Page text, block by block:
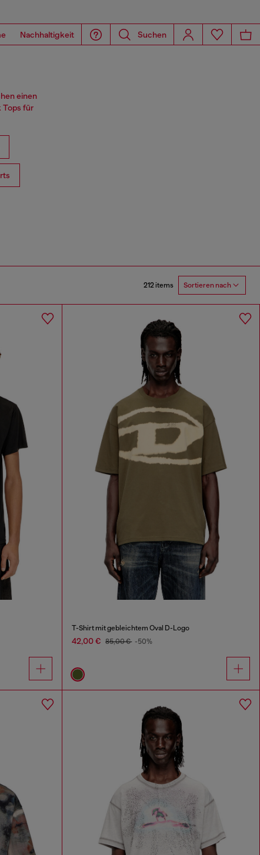
Nachhaltigkeit Suchen
einen
Tops für
212 items Sortieren nach
T-Shirt mit gebleichtem Oval D-Logo
42,00 € 85,00 € -50%